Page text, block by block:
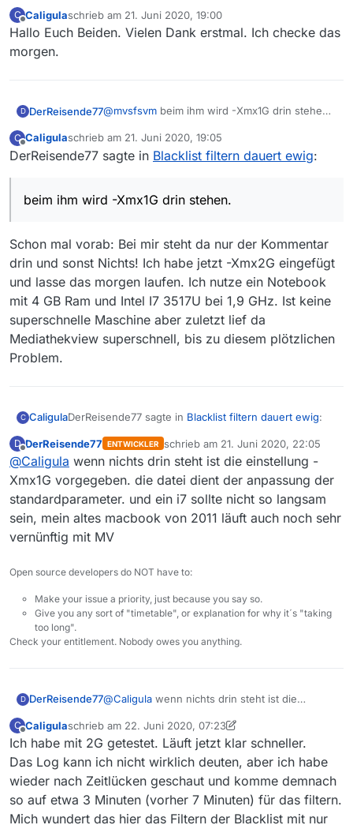
C
Offline
Caligulaschrieb am 21. Juni 2020, 19:00
zuletzt editiert von
Hallo Euch Beiden. Vielen Dank erstmal. Ich checke das
morgen.
D DerReisende77@mvsfsvm beim ihm wird -Xmx1G drin stehen.
ungefähr 1GB nach der Umrechnung.
@CaligulaDas Sägezahnprofil in der
Speicheranzeige ist/kann normal sein. Bei
bis der Speicher wieder freigegeben wird.
auch mit deiner Einstellung der
Tabellensortierung zusammenhängen. Aber
genau kann ich das nicht nachvollziehen. Von
daher wäre es gut wenn Du mir die
zukommen lassen könntest. Dann könnte ich
echt schwierig das zu beheben, da ich nur 328
Blacklisteinträge und knapp 20 Abos habe.
Falls Du genügend Arbeitsspeicher hast hilft es
sicherlich den Startparameter von -Xmx1G auf -
Xmx2G oder höher zu setzen. Je weniger
aggressiv das Programm Speicher freigeben
muß desto schneller ist es.
löst nach jeder Änderung eine Filterung der
Fimliste aus, daher kommt die Verzögerung
wenn er viel zu filtern hat. Das war eine
Entscheidung des ursprünglichen Entwicklers.
C
Offline
Caligulaschrieb am 21. Juni 2020, 19:05
zuletzt editiert von
DerReisende77 sagte in Blacklist filtern dauert ewig:
beim ihm wird -Xmx1G drin stehen.
Schon mal vorab: Bei mir steht da nur der Kommentar
drin und sonst Nichts! Ich habe jetzt -Xmx2G eingefügt
und lasse das morgen laufen. Ich nutze ein Notebook
mit 4 GB Ram und Intel I7 3517U bei 1,9 GHz. Ist keine
superschnelle Maschine aber zuletzt lief da
Mediathekview superschnell, bis zu diesem plötzlichen
Problem.
C CaligulaDerReisende77 sagte in Blacklist filtern dauert ewig:
beim ihm wird -Xmx1G drin stehen.
Schon mal vorab: Bei mir steht da nur der Kommentar
drin und sonst Nichts! Ich habe jetzt -Xmx2G
eingefügt und lasse das morgen laufen. Ich nutze ein
Notebook mit 4 GB Ram und Intel I7 3517U bei 1,9 GHz.
Mediathekview superschnell, bis zu diesem
D
Offline
DerReisende77 ENTWICKLER schrieb am 21. Juni 2020, 22:05
zuletzt editiert von
@Caligula wenn nichts drin steht ist die einstellung -
Xmx1G vorgegeben. die datei dient der anpassung der
standardparameter. und ein i7 sollte nicht so langsam
sein, mein altes macbook von 2011 läuft auch noch sehr
vernünftig mit MV
Open source developers do NOT have to:
Make your issue a priority, just because you say so.
Give you any sort of "timetable", or explanation for why it´s "taking
too long".
Check your entitlement. Nobody owes you anything.
D DerReisende77@Caligula wenn nichts drin steht ist die
der anpassung der standardparameter. und ein
i7 sollte nicht so langsam sein, mein altes
macbook von 2011 läuft auch noch sehr
vernünftig mit MV
C
Offline
Caligulaschrieb am 22. Juni 2020, 07:23
zuletzt editiert von Caligula
Ich habe mit 2G getestet. Läuft jetzt klar schneller.
Das Log kann ich nicht wirklich deuten, aber ich habe
wieder nach Zeitlücken geschaut und komme demnach
so auf etwa 3 Minuten (vorher 7 Minuten) für das filtern.
Mich wundert das hier das Filtern der Blacklist mit nur